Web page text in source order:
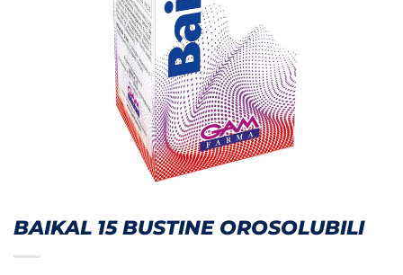
BAIKAL 15 BUSTINE OROSOLUBILI